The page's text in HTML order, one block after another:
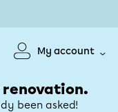
My account
renovation.
been asked!